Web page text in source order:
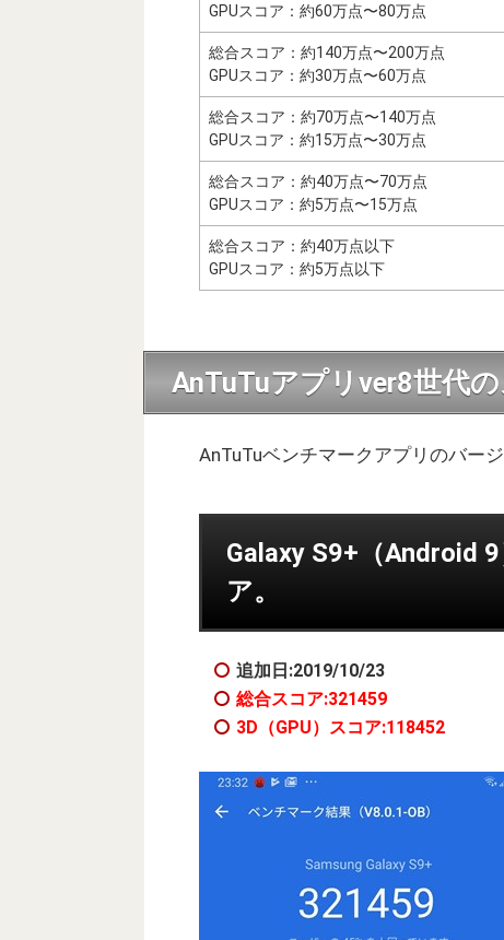
GPUスコア：約60万点〜80万点
総合スコア：約140万点〜200万点
GPUスコア：約30万点〜60万点
総合スコア：約70万点〜140万点
GPUスコア：約15万点〜30万点
総合スコア：約40万点〜70万点
GPUスコア：約5万点〜15万点
総合スコア：約40万点以下
GPUスコア：約5万点以下
AnTuTuアプリver8世代
AnTuTuベンチマークアプリのバー
Galaxy S9+（Android
ア。
追加日:2019/10/23
総合スコア:321459
3D（GPU）スコア:118452